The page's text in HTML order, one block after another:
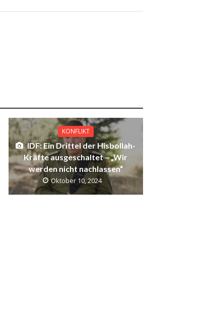
KONFLIKT
IDF: Ein Drittel der Hisbollah-
Kräfte ausgeschaltet – „Wir
werden nicht nachlassen“
Oktober 10, 2024